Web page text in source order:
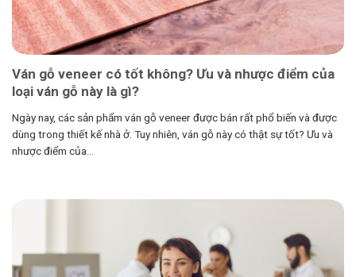
Ván gỗ veneer có tốt không? Ưu và nhược điểm của
loại ván gỗ này là gì?
Ngày nay, các sản phẩm ván gỗ veneer được bán rất phổ biến và được
dùng trong thiết kế nhà ở. Tuy nhiên, ván gỗ này có thật sự tốt? Ưu và
nhược điểm của...